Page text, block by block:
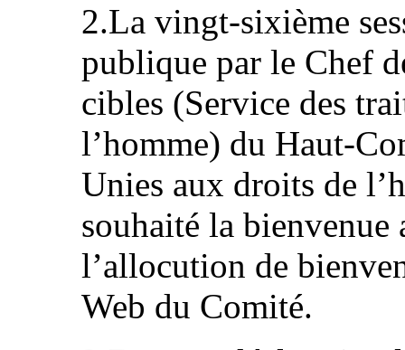
2.La vingt-sixième
publique par le Chef
cibles (Service des
l’homme) du Haut-
Unies aux droits de
souhaité la
l’allocution de
Web du Comité.